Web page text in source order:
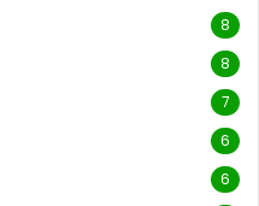
8
8
7
6
6